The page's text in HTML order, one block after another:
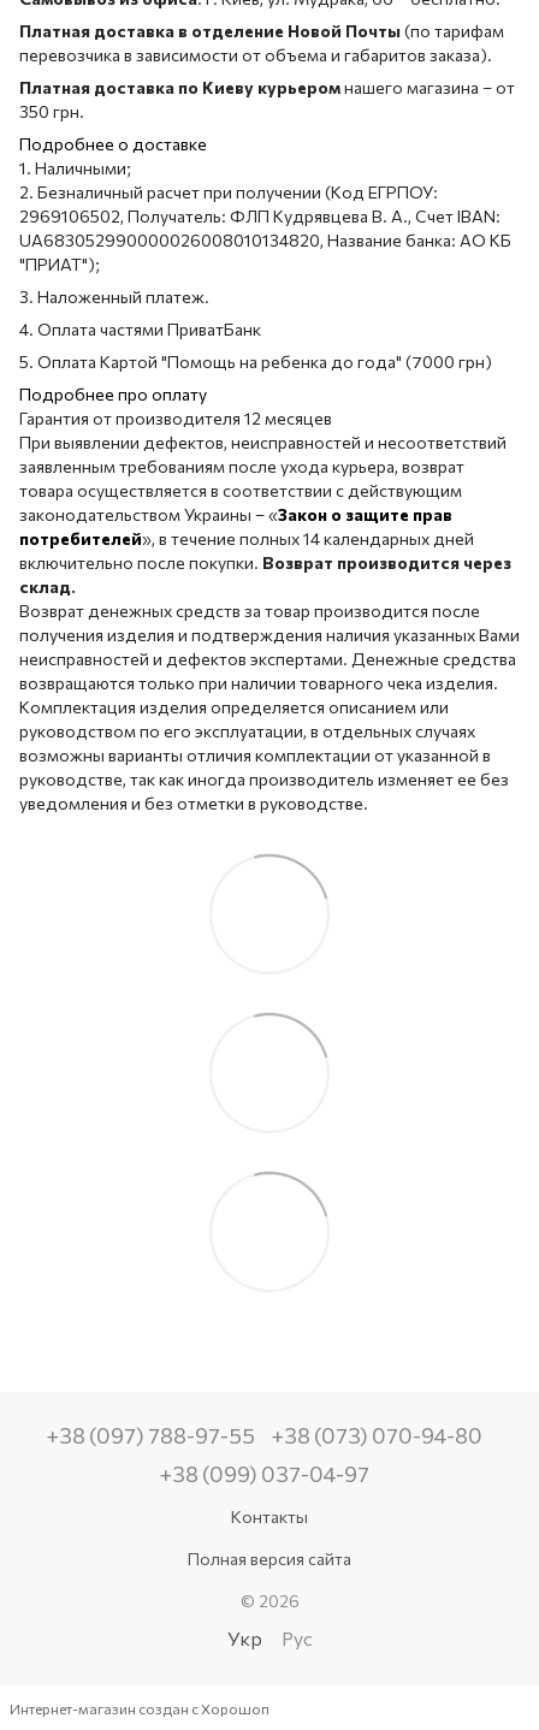
Платная доставка в отделение Новой Почты(по тарифам
перевозчика в зависимости от объема и габаритов заказа).
Платная доставка по Киеву курьеромнашего магазина – от
350 грн.
Подробнее о доставке
1. Наличными;
2. Безналичный расчет при получении (Код ЕГРПОУ:
2969106502, Получатель: ФЛП Кудрявцева В. А., Счет IBAN:
UA683052990000026008010134820, Название банка: АО КБ
"ПРИАТ");
3. Наложенный платеж.
4. Оплата частями ПриватБанк
5. Оплата Картой "Помощь на ребенка до года" (7000 грн)
Подробнее про оплату
Гарантия от производителя 12 месяцев
При выявлении дефектов, неисправностей и несоответствий
заявленным требованиям после ухода курьера, возврат
товара осуществляется в соответствии с действующим
законодательством Украины – «Закон о защите прав
потребителей», в течение полных 14 календарных дней
включительно после покупки. Возврат производится через
склад.
Возврат денежных средств за товар производится после
получения изделия и подтверждения наличия указанных Вами
неисправностей и дефектов экспертами. Денежные средства
возвращаются только при наличии товарного чека изделия.
Комплектация изделия определяется описанием или
руководством по его эксплуатации, в отдельных случаях
возможны варианты отличия комплектации от указанной в
руководстве, так как иногда производитель изменяет ее без
уведомления и без отметки в руководстве.
+38 (097) 788-97-55
+38 (073) 070-94-80
+38 (099) 037-04-97
Контакты
Полная версия сайта
© 2026
Укр Рус
Интернет-магазин создан с Хорошоп